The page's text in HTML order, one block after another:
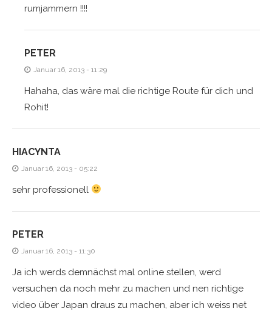
rumjammern !!!!
PETER
Januar 16, 2013 - 11:29
Hahaha, das wäre mal die richtige Route für dich und
Rohit!
HIACYNTA
Januar 16, 2013 - 05:22
sehr professionell
PETER
Januar 16, 2013 - 11:30
Ja ich werds demnächst mal online stellen, werd
versuchen da noch mehr zu machen und nen richtige
video über Japan draus zu machen, aber ich weiss net